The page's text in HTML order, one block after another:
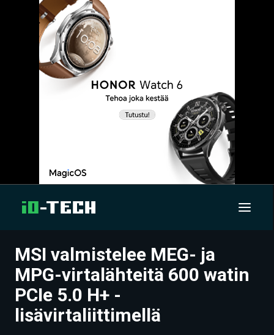
UUTISET
ARTIKKELIT
VIDEOT
MSI valmistelee MEG- ja
MPG-virtalähteitä 600 watin
PCIe 5.0 H+ -
lisävirtaliittimellä